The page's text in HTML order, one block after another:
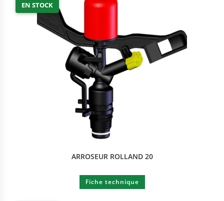
EN STOCK
ARROSEUR ROLLAND 20
Fiche technique